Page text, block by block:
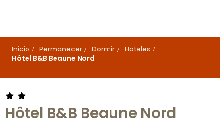
principal
Inicio
Permanecer Dormir
Hoteles
Hôtel B&B Beaune Nord
Hôtel B&B Beaune Nord